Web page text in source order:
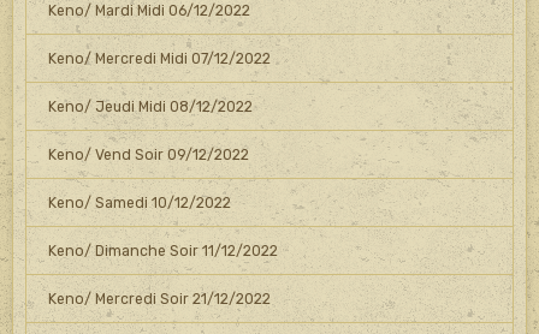
Keno/ Mardi Midi 06/12/2022
Keno/ Mercredi Midi 07/12/2022
Keno/ Jeudi Midi 08/12/2022
Keno/ Vend Soir 09/12/2022
Keno/ Samedi 10/12/2022
Keno/ Dimanche Soir 11/12/2022
Keno/ Mercredi Soir 21/12/2022